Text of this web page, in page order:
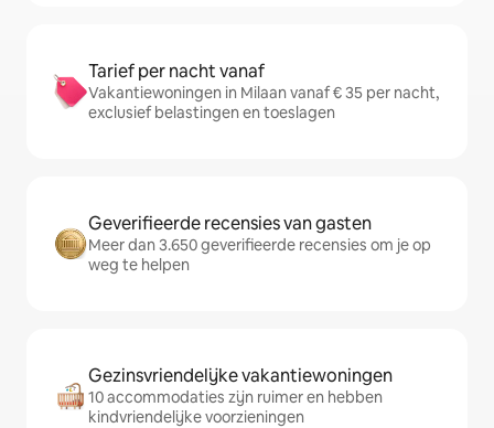
Tarief per nacht vanaf
Vakantiewoningen in Milaan vanaf € 35 per nacht,
exclusief belastingen en toeslagen
Geverifieerde recensies van gasten
Meer dan 3.650 geverifieerde recensies om je op
weg te helpen
Gezinsvriendelijke vakantiewoningen
10 accommodaties zijn ruimer en hebben
kindvriendelijke voorzieningen